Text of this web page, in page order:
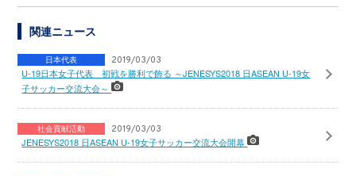
関連ニュース
日本代表 2019/03/03
U-19日本女子代表 初戦を勝利で飾る ～JENESYS2018 日ASEAN U-19女
子サッカー交流大会～
社会貢献活動 2019/03/03
JENESYS2018 日ASEAN U-19女子サッカー交流大会開幕